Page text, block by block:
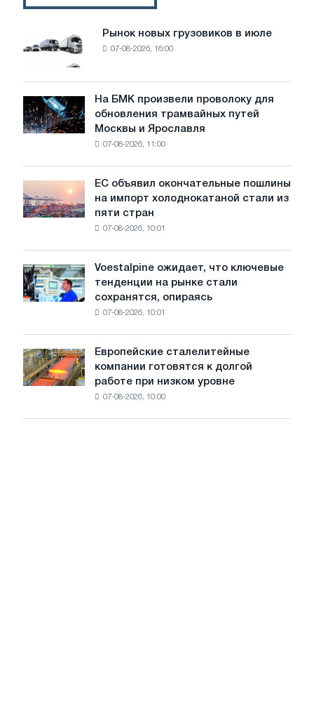
Рынок
новых
грузовиков
в
июле
Рынок новых грузовиков в июле
07-08-2026, 16:00
На
БМК
произвели
трамвайных
путей
Москвы
Ярославля
На БМК произвели проволоку для
обновления трамвайных путей
Москвы и Ярославля
07-08-2026, 11:00
объявил
окончательные
холоднокатаной
стали
из
стран
ЕС объявил окончательные пошлины
на импорт холоднокатаной стали из
пяти стран
07-08-2026, 10:01
Voestalpine
ожидает,
что
рынке
стали
сохранятся,
на
Voestalpine ожидает, что ключевые
тенденции на рынке стали
сохранятся, опираясь
07-08-2026, 10:01
Европейские
сталелитейные
компании
Европейские сталелитейные
компании готовятся к долгой
работе при низком уровне
07-08-2026, 10:00